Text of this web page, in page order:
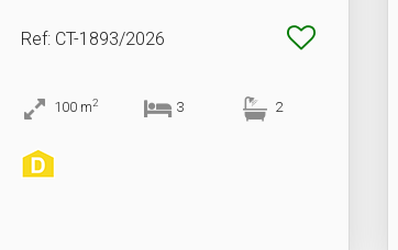
Ref: CT-1893/2026
100 m2 3 2